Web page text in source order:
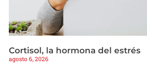
Cortisol, la hormona del estrés
agosto 6, 2026